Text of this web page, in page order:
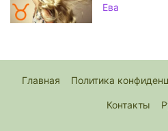
Ева
Главная Политика
Контакты